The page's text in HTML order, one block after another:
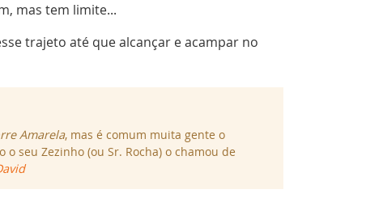
mas tem limite...
trajeto até que alcançar e acampar no
Amarela, mas é comum muita gente o
seu Zezinho (ou Sr. Rocha) o chamou de